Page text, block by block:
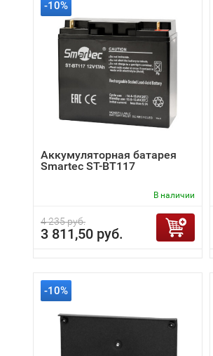
-10%
Аккумуляторная батарея
Smartec ST-BT117
В наличии
4 235 руб.
3 811,50 руб.
-10%